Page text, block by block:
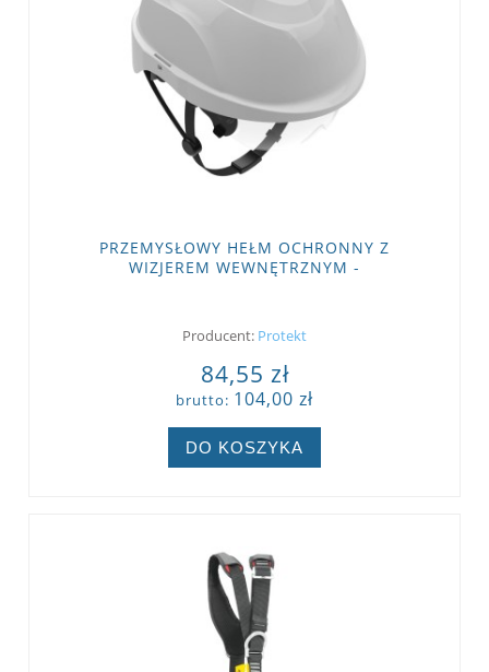
PRZEMYSŁOWY HEŁM OCHRONNY Z
WIZJEREM WEWNĘTRZNYM -
Producent: Protekt
84,55 zł
brutto: 104,00 zł
DO KOSZYKA